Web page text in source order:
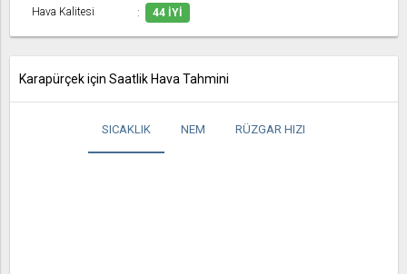
Hava Kalitesi
44 İYI
Karapürçek için Saatlik Hava Tahmini
SICAKLIK NEM RÜZGAR HIZI